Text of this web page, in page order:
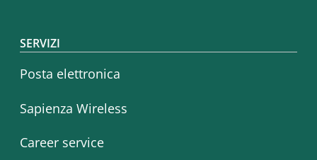
SERVIZI
Posta elettronica
Sapienza Wireless
Career service